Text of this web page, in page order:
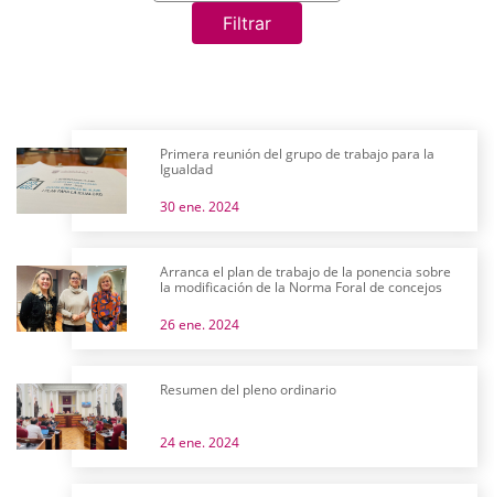
Filtrar
Primera reunión del grupo de trabajo para la
Igualdad
30 ene. 2024
Arranca el plan de trabajo de la ponencia sobre
la modificación de la Norma Foral de concejos
26 ene. 2024
Resumen del pleno ordinario
24 ene. 2024